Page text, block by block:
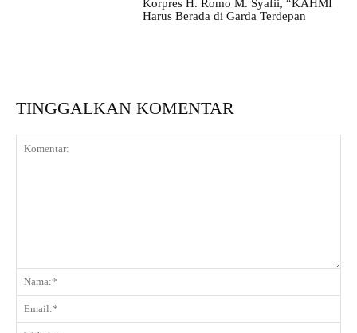
Korpres H. Romo M. Syafii, “KAHMI
Harus Berada di Garda Terdepan
TINGGALKAN KOMENTAR
Komentar: